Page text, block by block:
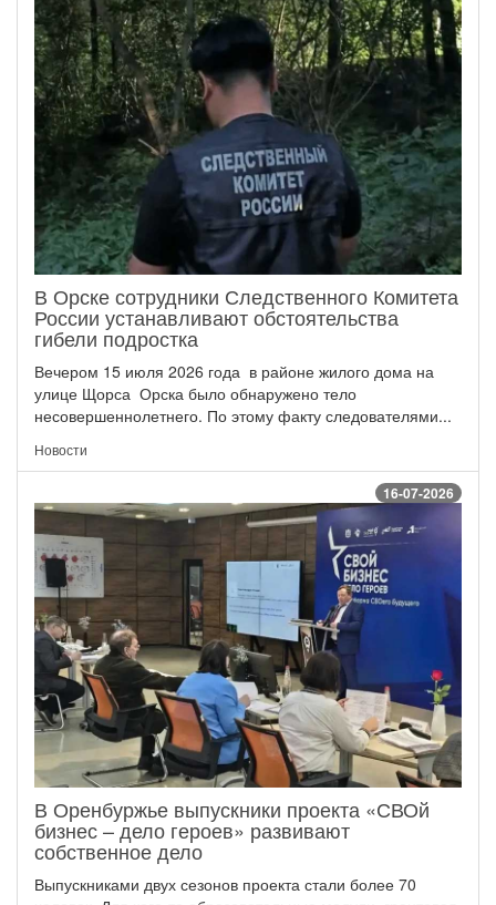
В Орске сотрудники Следственного Комитета
России устанавливают обстоятельства
гибели подростка
Вечером 15 июля 2026 года в районе жилого дома на
улице Щорса Орска было обнаружено тело
несовершеннолетнего. По этому факту следователями...
Новости
16-07-2026
В Оренбуржье выпускники проекта «СВОй
бизнес – дело героев» развивают
собственное дело
Выпускниками двух сезонов проекта стали более 70